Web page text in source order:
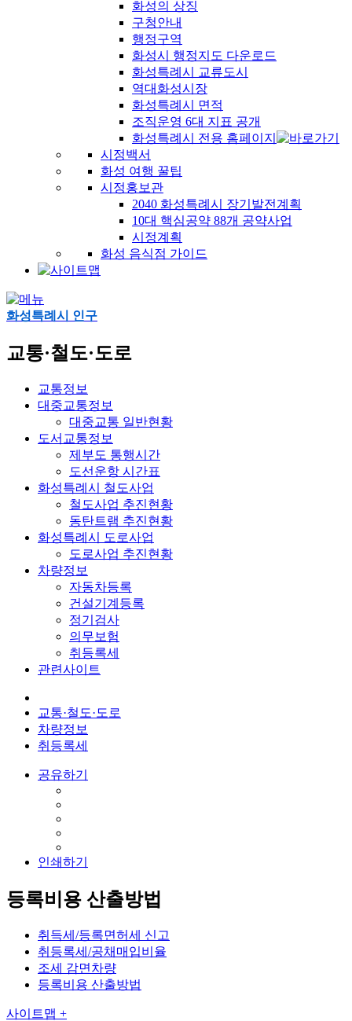
화성의 상징
구청안내
행정구역
화성시 행정지도 다운로드
화성특례시 교류도시
역대화성시장
화성특례시 면적
조직운영 6대 지표 공개
화성특례시 전용 홈페이지
시정백서
화성 여행 꿀팁
시정홍보관
2040 화성특례시 장기발전계획
10대 핵심공약 88개 공약사업
시정계획
화성 음식점 가이드
화성특례시 인구
교통·철도·도로
교통정보
대중교통정보
대중교통 일반현황
도서교통정보
제부도 통행시간
도선운항 시간표
화성특례시 철도사업
철도사업 추진현황
동탄트램 추진현황
화성특례시 도로사업
도로사업 추진현황
차량정보
자동차등록
건설기계등록
정기검사
의무보험
취등록세
관련사이트
교통·철도·도로
차량정보
취등록세
공유하기
인쇄하기
등록비용 산출방법
취득세/등록면허세 신고
취등록세/공채매입비율
조세 감면차량
등록비용 산출방법
사이트맵 +